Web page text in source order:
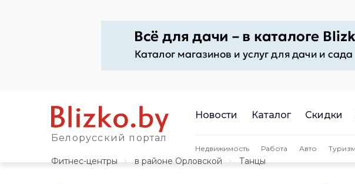
Белорусский портал
Новости Каталог Скидки
Недвижимость Работа Авто Туризм
Фитнес-центры
в районе Орловской Танцы